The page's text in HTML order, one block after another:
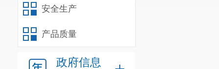
安全生产
产品质量
政府信息